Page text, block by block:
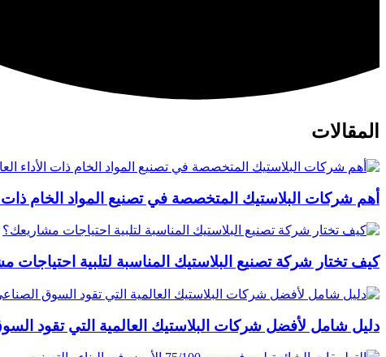
المقالات
أهم شركات البلاستيك المتخصصة في تصنيع المواد الخام ذات
كيف تختار شركة تصنيع البلاستيك المناسبة لتلبية احتياجات
دليل شامل لأفضل شركات البلاستيك العالمية التي تقود